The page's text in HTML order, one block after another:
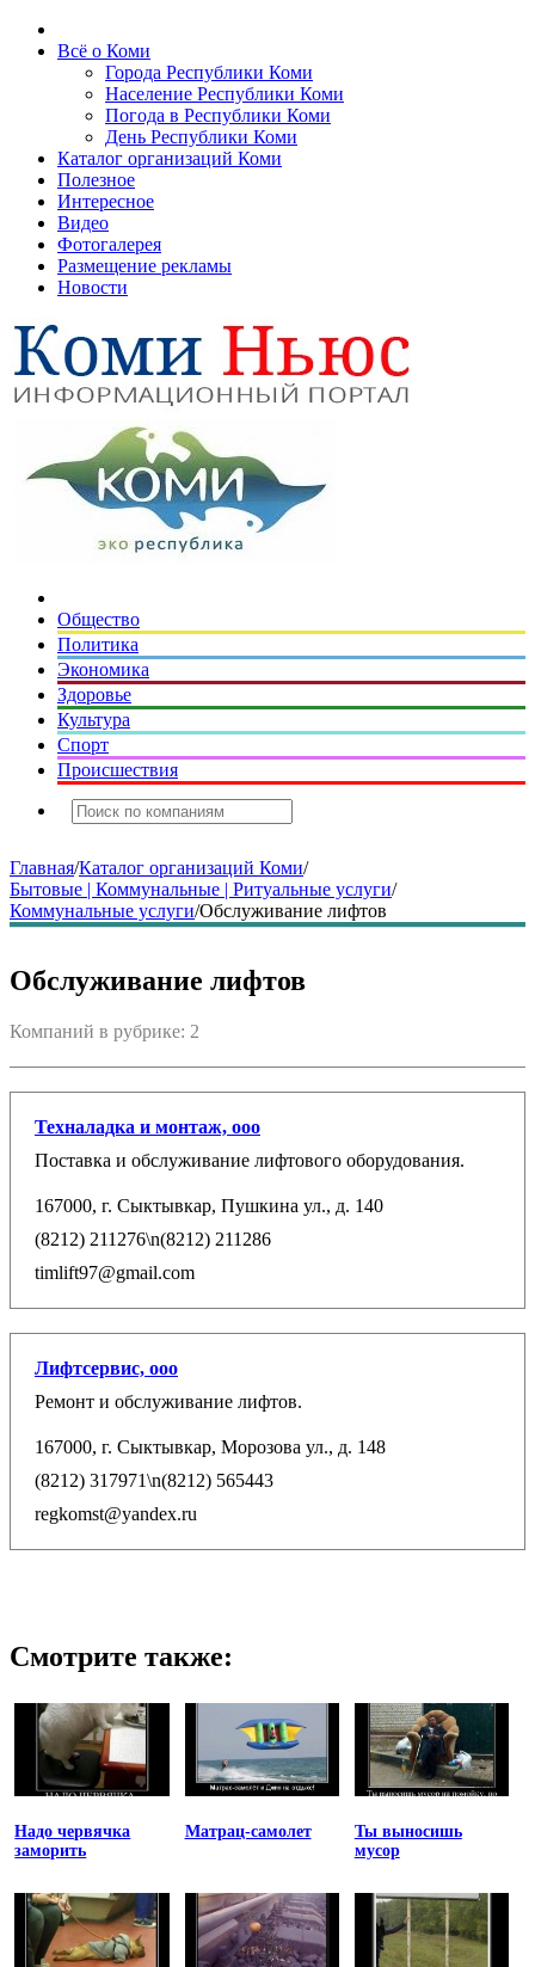
Всё о Коми
Города Республики Коми
Население Республики Коми
Погода в Республики Коми
День Республики Коми
Каталог организаций Коми
Полезное
Интересное
Видео
Фотогалерея
Размещение рекламы
Новости
Общество
Политика
Экономика
Здоровье
Культура
Спорт
Происшествия
Главная/Каталог организаций Коми/
Бытовые | Коммунальные | Ритуальные услуги/
Коммунальные услуги/Обслуживание лифтов
Обслуживание лифтов
Компаний в рубрике: 2
Техналадка и монтаж, ооо
Поставка и обслуживание лифтового оборудования.
167000, г. Сыктывкар, Пушкина ул., д. 140
(8212) 211276\n(8212) 211286
timlift97@gmail.com
Лифтсервис, ооо
Ремонт и обслуживание лифтов.
167000, г. Сыктывкар, Морозова ул., д. 148
(8212) 317971\n(8212) 565443
regkomst@yandex.ru
Смотрите также:
Надо червячка
заморить
Матрац-самолет
Ты выносишь
мусор